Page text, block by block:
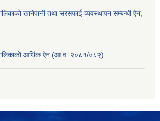
खानेपानी तथा सरसफाई व्यवस्थापन सम्बन्धी ऐन,
आर्थिक ऐन (आ.व. २०८१/०८२)